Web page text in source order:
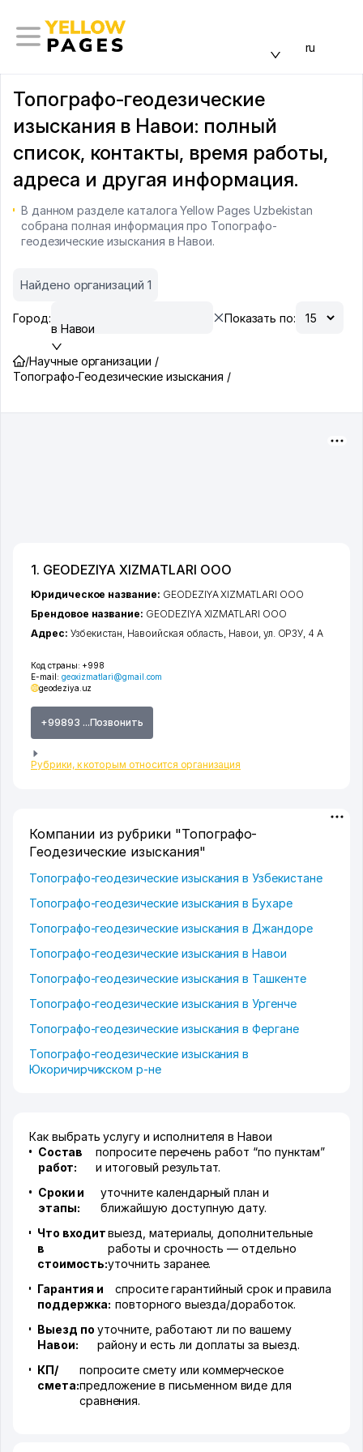
ru
Топографо-геодезические
изыскания в Навои: полный
список, контакты, время работы,
адреса и другая информация.
В данном разделе каталога Yellow Pages Uzbekistan
собрана полная информация про Топографо-
геодезические изыскания в Навои.
Найдено организаций 1
Город:
в Навои
Показать по:
/Научные организации /
Топографо-Геодезические изыскания /
1. GEODEZIYA XIZMATLARI ООО
Код страны: +998
E-mail: geoxizmatlari@gmail.com
geodeziya.uz
+99893 ...Позвонить
Рубрики, к которым относится организация
Юридическое название: GEODEZIYA XIZMATLARI ООО
Брендовое название: GEODEZIYA XIZMATLARI ООО
Адрес: Узбекистан, Навоийская область, Навои, ул. ОРЗУ, 4 А
Компании из рубрики "Топографо-
Геодезические изыскания"
Топографо-геодезические изыскания в Узбекистане
Топографо-геодезические изыскания в Бухаре
Топографо-геодезические изыскания в Джандоре
Топографо-геодезические изыскания в Навои
Топографо-геодезические изыскания в Ташкенте
Топографо-геодезические изыскания в Ургенче
Топографо-геодезические изыскания в Фергане
Топографо-геодезические изыскания в
Юкоричирчикском р-не
Как выбрать услугу и исполнителя в Навои
Состав
работ:
попросите перечень работ “по пунктам”
и итоговый результат.
Сроки и
этапы:
уточните календарный план и
ближайшую доступную дату.
Что входит
в
стоимость:
выезд, материалы, дополнительные
работы и срочность — отдельно
уточнить заранее.
Гарантия и
поддержка:
спросите гарантийный срок и правила
повторного выезда/доработок.
Выезд по
Навои:
уточните, работают ли по вашему
району и есть ли доплаты за выезд.
КП/
смета:
попросите смету или коммерческое
предложение в письменном виде для
сравнения.